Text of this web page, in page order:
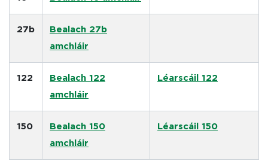
27b Bealach 27b
amchláir
122 Bealach 122
amchláir
Léarscáil 122
150 Bealach 150
amchláir
Léarscáil 150